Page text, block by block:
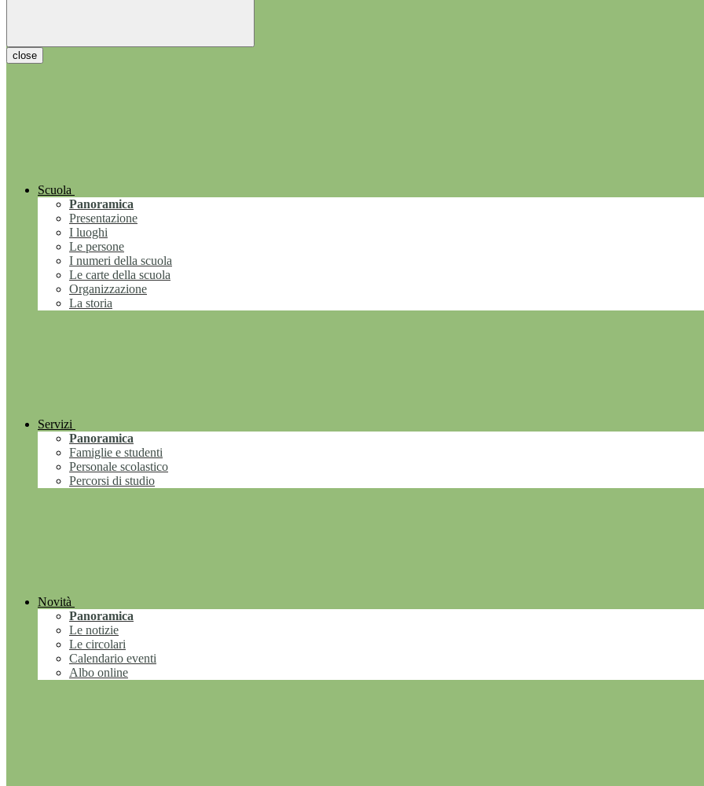
close
Scuola
Panoramica
Presentazione
I luoghi
Le persone
I numeri della scuola
Le carte della scuola
Organizzazione
La storia
Servizi
Panoramica
Famiglie e studenti
Personale scolastico
Percorsi di studio
Novità
Panoramica
Le notizie
Le circolari
Calendario eventi
Albo online